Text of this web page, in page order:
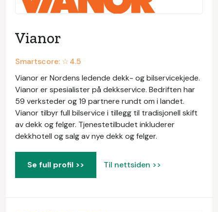
Vianor
Smartscore: ☆4.5
Vianor er Nordens ledende dekk- og bilservicekjede.
Vianor er spesialister på dekkservice. Bedriften har
59 verksteder og 19 partnere rundt om i landet.
Vianor tilbyr full bilservice i tillegg til tradisjonell skift
av dekk og felger. Tjenestetilbudet inkluderer
dekkhotell og salg av nye dekk og felger.
Se full profil >> Til nettsiden >>